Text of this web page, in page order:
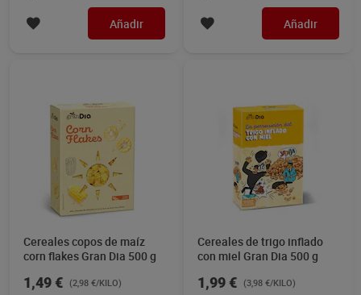
Añadir Añadir
Cereales copos de maíz
corn flakes Gran Dia 500 g
1,49 € (2,98 €/KILO)
Cereales de trigo inflado
con miel Gran Dia 500 g
1,99 € (3,98 €/KILO)